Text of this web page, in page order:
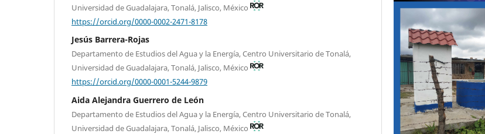
Universidad de Guadalajara, Tonalá, Jalisco, México
https://orcid.org/0000-0002-2471-8178
Jesús Barrera-Rojas
Departamento de Estudios del Agua y la Energía, Centro Universitario de Tonalá,
Universidad de Guadalajara, Tonalá, Jalisco, México
https://orcid.org/0000-0001-5244-9879
Aida Alejandra Guerrero de León
Departamento de Estudios del Agua y la Energía, Centro Universitario de Tonalá,
Universidad de Guadalajara, Tonalá, Jalisco, México